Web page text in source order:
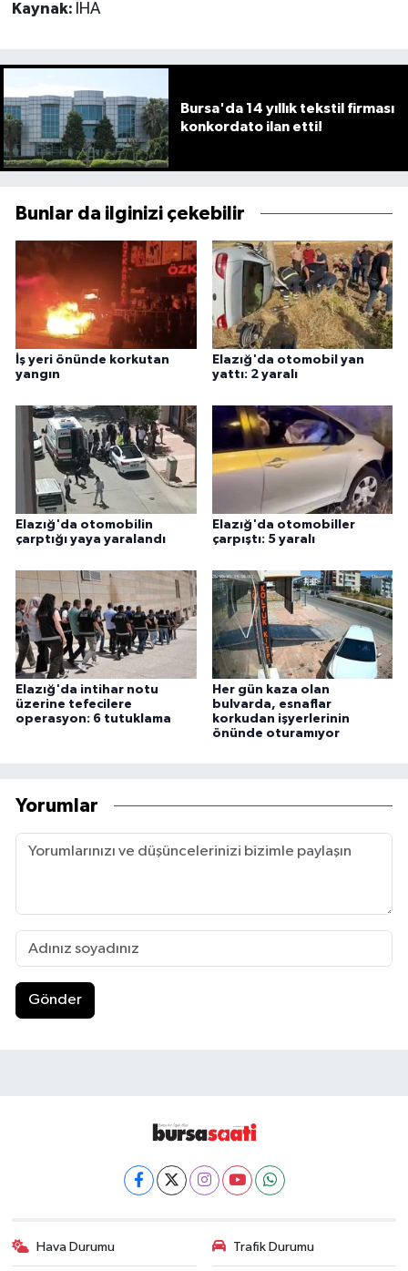
Kaynak: İHA
Bursa'da 14 yıllık tekstil firması
konkordato ilan etti!
Bunlar da ilginizi çekebilir
İş yeri önünde korkutan
yangın
Elazığ'da otomobil yan
yattı: 2 yaralı
Elazığ'da otomobilin
çarptığı yaya yaralandı
Elazığ'da otomobiller
çarpıştı: 5 yaralı
Elazığ'da intihar notu
üzerine tefecilere
operasyon: 6 tutuklama
Her gün kaza olan
bulvarda, esnaflar
korkudan işyerlerinin
önünde oturamıyor
Yorumlar
Gönder
Hava Durumu Trafik Durumu